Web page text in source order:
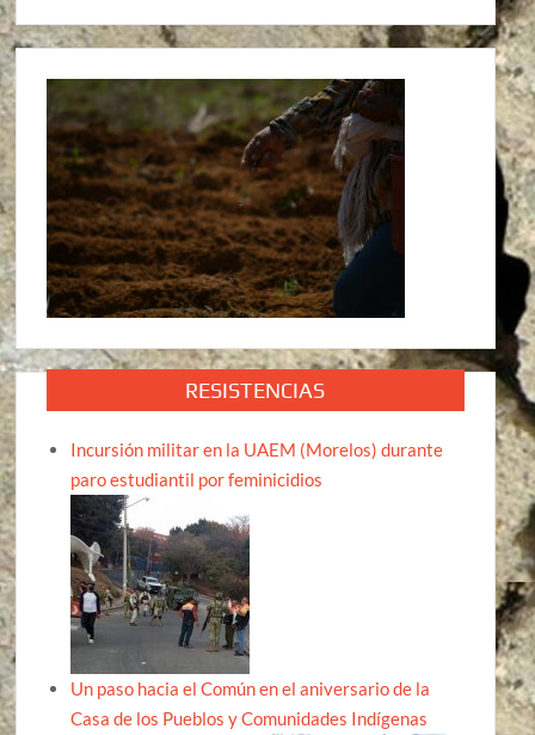
RESISTENCIAS
Incursión militar en la UAEM (Morelos) durante
paro estudiantil por feminicidios
Un paso hacia el Común en el aniversario de la
Casa de los Pueblos y Comunidades Indígenas